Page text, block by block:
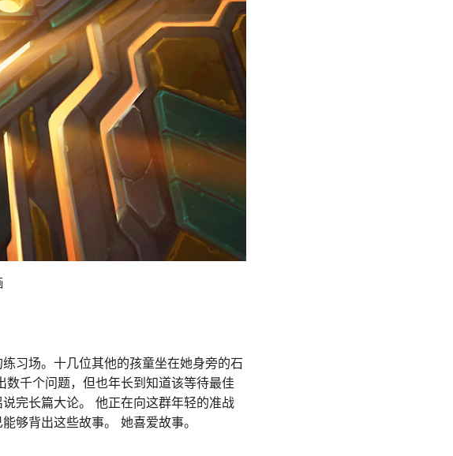
习场。十几位其他的孩童坐在她身旁的石
千个问题，但也年长到知道该等待最佳
完长篇大论。 他正在向这群年轻的准战
够背出这些故事。 她喜爱故事。